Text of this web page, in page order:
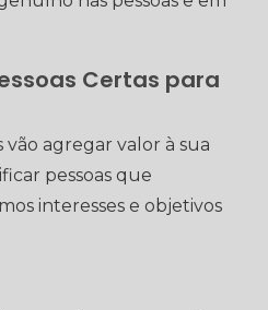
Certas para
vão agregar valor à sua
pessoas que
interesses e objetivos